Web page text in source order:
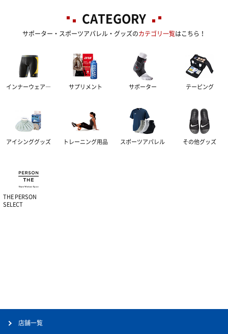
CATEGORY
サポーター・スポーツアパレル・グッズのカテゴリ一覧はこちら！
インナーウェア― サプリメント サポーター テーピング
アイシンググッズ トレーニング用品 スポーツアパレル その他グッズ
THE PERSON
SELECT
店舗一覧